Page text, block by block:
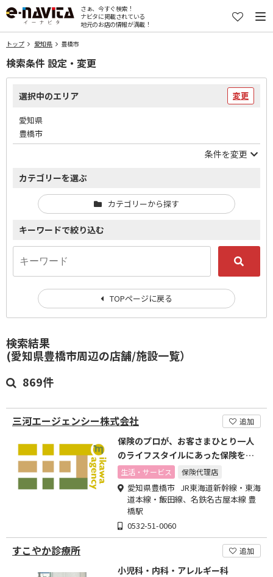
さぁ、今すぐ検索！
ナビタに掲載されている
地元のお店の情報が満載！
トップ 愛知県 豊橋市
検索結果
(愛知県豊橋市周辺の店舗/施設一覧）
869件
三河エージェンシー株式会社 追加
保険のプロが、お客さまひとり一人
のライフスタイルにあった保険を設
計いたします
生活・サービス 保険代理店
愛知県豊橋市 JR東海道新幹線・東海
道本線・飯田線、名鉄名古屋本線 豊
橋駅
0532-51-0060
すこやか診療所 追加
小児科・内科・アレルギー科
検索条件 設定・変更
選択中のエリア 変更
愛知県
豊橋市
条件を変更
カテゴリーを選ぶ
カテゴリーから探す
キーワードで絞り込む
TOPページに戻る